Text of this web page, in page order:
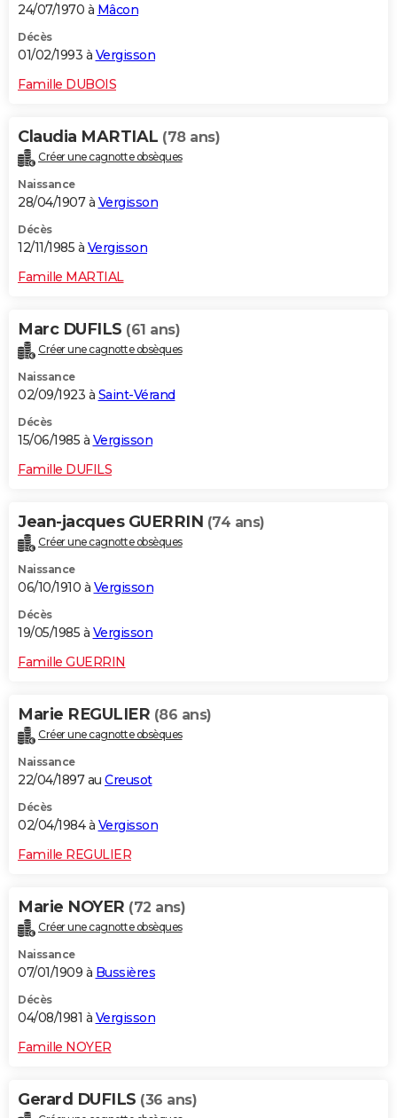
24/07/1970 à Mâcon
Décès
01/02/1993 à Vergisson
Famille DUBOIS
Claudia MARTIAL (78 ans)
Créer une cagnotte obsèques
Naissance
28/04/1907 à Vergisson
Décès
12/11/1985 à Vergisson
Famille MARTIAL
Marc DUFILS (61 ans)
Créer une cagnotte obsèques
Naissance
02/09/1923 à Saint-Vérand
Décès
15/06/1985 à Vergisson
Famille DUFILS
Jean-jacques GUERRIN (74 ans)
Créer une cagnotte obsèques
Naissance
06/10/1910 à Vergisson
Décès
19/05/1985 à Vergisson
Famille GUERRIN
Marie REGULIER (86 ans)
Créer une cagnotte obsèques
Naissance
22/04/1897 au Creusot
Décès
02/04/1984 à Vergisson
Famille REGULIER
Marie NOYER (72 ans)
Créer une cagnotte obsèques
Naissance
07/01/1909 à Bussières
Décès
04/08/1981 à Vergisson
Famille NOYER
Gerard DUFILS (36 ans)